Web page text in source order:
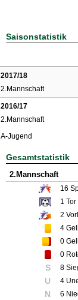
Saisonstatistik
2017/18
2.Mannschaft
2016/17
2.Mannschaft
A-Jugend
Gesamtstatistik
2.Mannschaft
16
1 Tor
2
4
0
0
S 8
U 4
N 6